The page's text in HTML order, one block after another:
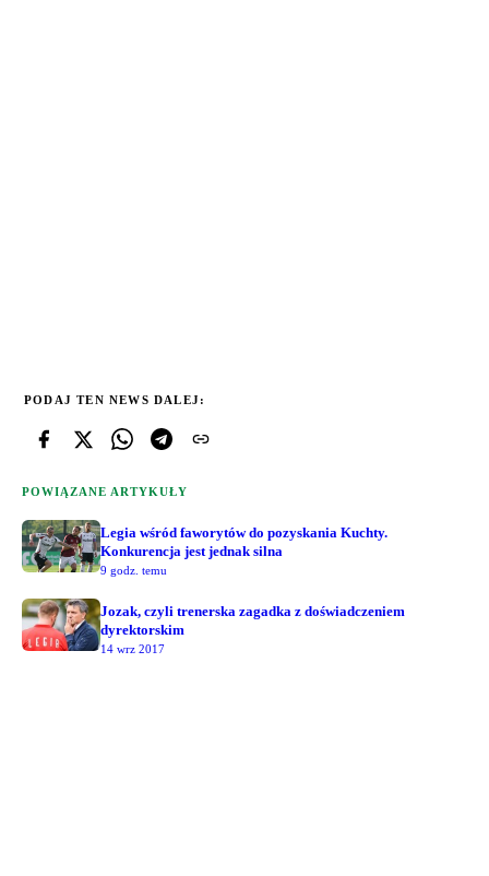
PODAJ TEN NEWS DALEJ:
POWIĄZANE ARTYKUŁY
Legia wśród faworytów do pozyskania Kuchty.
Konkurencja jest jednak silna
9 godz. temu
Jozak, czyli trenerska zagadka z doświadczeniem
dyrektorskim
14 wrz 2017